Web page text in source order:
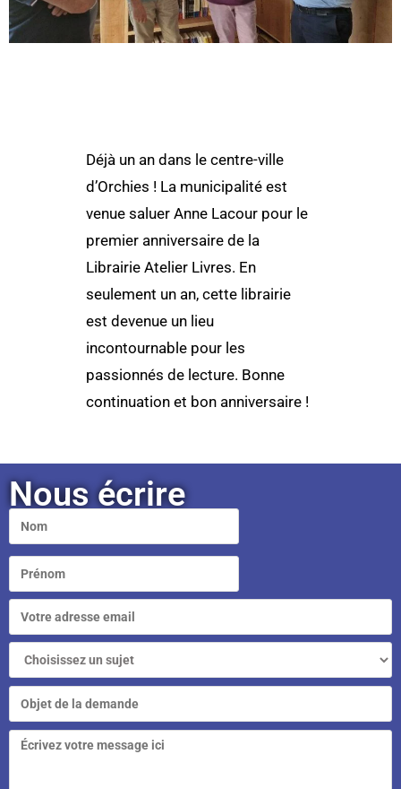
Déjà un an dans le centre-ville
d’Orchies ! La municipalité est
venue saluer Anne Lacour pour le
premier anniversaire de la
Librairie Atelier Livres. En
seulement un an, cette librairie
est devenue un lieu
incontournable pour les
passionnés de lecture. Bonne
continuation et bon anniversaire !
Nous écrire